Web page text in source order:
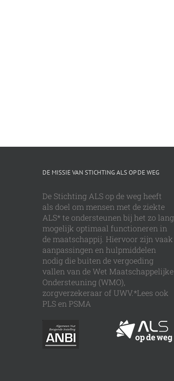
DE MISSIE VAN STICHTING ALS OP DE WEG
De Stichting ALS op de weg heeft
als doel om mensen met de ziekte
ALS* te ondersteunen bij het zo lang
mogelijk optimaal functioneren in
de maatschappij. Hiervoor zijn vaak
aanpassingen en hulpmiddelen
nodig die buiten de vergoeding
vallen van de Wet Maatschappelijke
Ondersteuning (WMO),
zorgverzekeraar of UWV.*Lees ook
PLS en PSMA